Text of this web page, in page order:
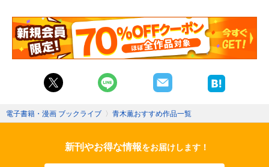
電子書籍・漫画 ブックライブ 〉 青木薫おすすめ作品一覧
新刊やお得な情報をお届けします！